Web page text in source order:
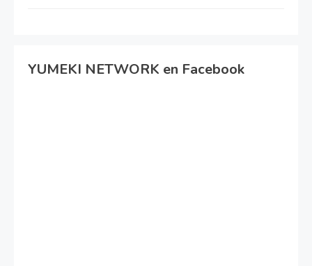
YUMEKI NETWORK en Facebook